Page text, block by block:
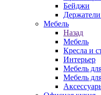
Бейджи
Мебель
Назад
Мебель
Кресла и
Интерьер
Мебель
Мебель